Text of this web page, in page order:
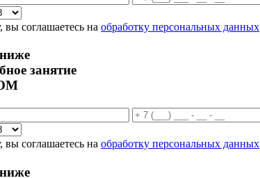
вы соглашаетесь на обработку персональных данных
занятие
вы соглашаетесь на обработку персональных данных